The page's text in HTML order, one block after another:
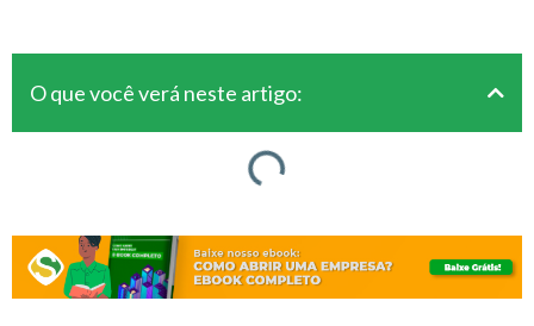
O que você verá neste artigo: